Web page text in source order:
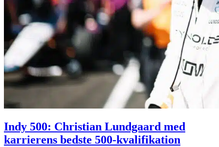
Indy 500: Christian Lundgaard med
karrierens bedste 500-kvalifikation